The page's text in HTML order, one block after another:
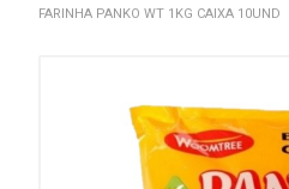
FARINHA PANKO WT 1KG CAIXA 10UND